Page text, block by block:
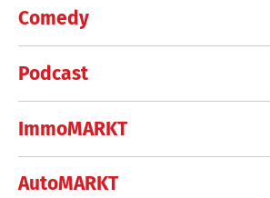
Comedy
Podcast
ImmoMARKT
AutoMARKT